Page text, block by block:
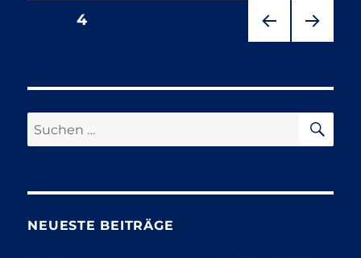
Seitennummerierung
Beiträge
SEIT
E
SEITE4
E
Suchen
nach:
NEUESTE BEITRÄGE